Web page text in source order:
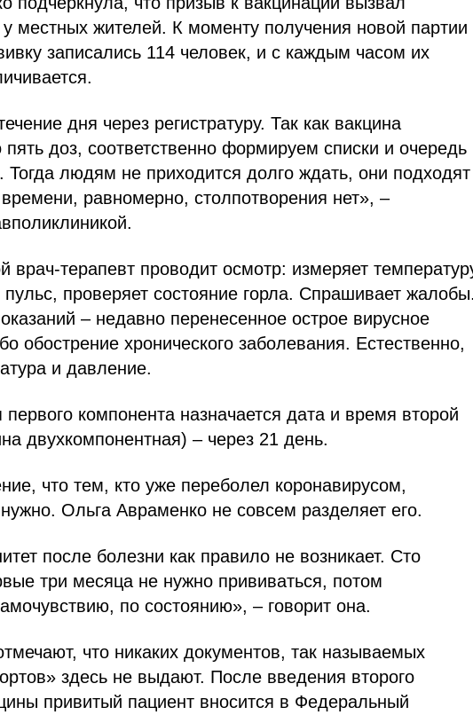
местных жителей. К моменту получения новой партии
записались 114 человек, и с каждым часом их
дня через регистратуру. Так как вакцина
доз, соответственно формируем списки и очередь
Тогда людям не приходится долго ждать, они подходят
равномерно, столпотворения нет», –
врач-терапевт проводит осмотр: измеряет
проверяет состояние горла. Спрашивает жалобы.
– недавно перенесенное острое вирусное
обострение хронического заболевания. Естественно,
и давление.
компонента назначается дата и время второй
двухкомпонентная) – через 21 день.
что тем, кто уже переболел коронавирусом,
Ольга Авраменко не совсем разделяет его.
после болезни как правило не возникает. Сто
три месяца не нужно прививаться, потом
по состоянию», – говорит она.
что никаких документов, так называемых
здесь не выдают. После введения второго
привитый пациент вносится в Федеральный